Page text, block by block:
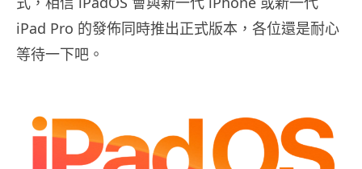
iPad Pro 的發佈同時推出正式版本，各位還是耐心
等待一下吧。